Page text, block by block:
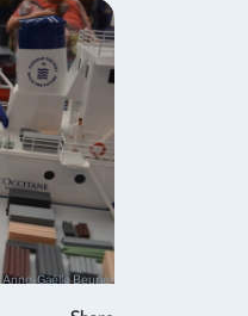
Anne-Gaëlle Beurier